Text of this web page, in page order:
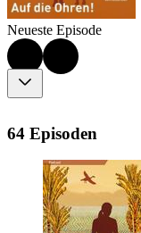
Neueste Episode
64 Episoden